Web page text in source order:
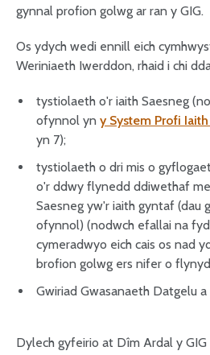
gynnal profion golwg ar ran y GIG.
Os ydych wedi ennill eich
Weriniaeth Iwerddon, rhaid i chi
tystiolaeth o'r iaith Saesneg
ofynnol yn y System Profi
yn 7);
tystiolaeth o dri mis o
o'r ddwy flynedd ddiwethaf
Saesneg yw'r iaith gyntaf (dau
ofynnol) (nodwch efallai na
cymeradwyo eich cais os nad
brofion golwg ers nifer o
Gwiriad Gwasanaeth Datgelu
Dylech gyfeirio at Dîm Ardal y